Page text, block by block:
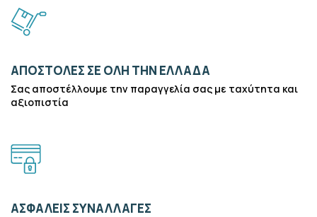
ΑΠΟΣΤΟΛΕΣ ΣΕ ΟΛΗ ΤΗΝ ΕΛΛΑΔΑ
Σας αποστέλλουμε την παραγγελία σας με ταχύτητα και
αξιοπιστία
ΑΣΦΑΛΕΙΣ ΣΥΝΑΛΛΑΓΕΣ